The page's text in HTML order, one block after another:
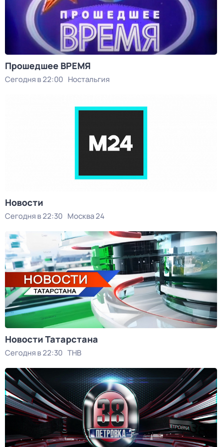
Прошедшее ВРЕМЯ
Сегодня в 22:00 Ностальгия
Новости
Сегодня в 22:30 Москва 24
Новости Татарстана
Сегодня в 22:30 ТНВ